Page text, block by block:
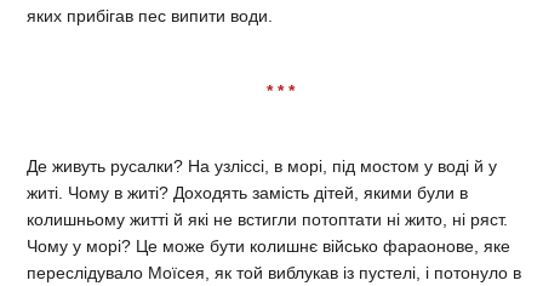
яких прибігав пес випити води.
* * *
Де живуть русалки? На узліссі, в морі, під мостом у воді й у
житі. Чому в житі? Доходять замість дітей, якими були в
колишньому житті й які не встигли потоптати ні жито, ні ряст.
Чому у морі? Це може бути колишнє військо фараонове, яке
переслідувало Моїсея, як той виблукав із пустелі, і потонуло в